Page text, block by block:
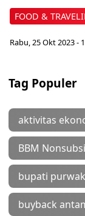
FOOD &
Rabu, 25 Okt 2023 -
Tag Populer
aktivitas
BBM
bupati
buyback